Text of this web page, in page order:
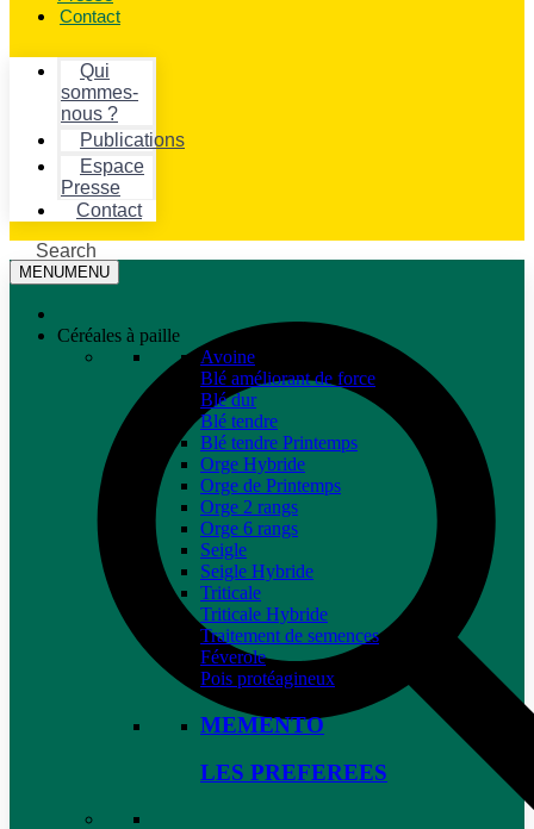
Contact
Qui
sommes-
nous ?
Publications
Espace
Presse
Contact
Search
MENUMENU
Céréales à paille
Avoine
Blé améliorant de force
Blé dur
Blé tendre
Blé tendre Printemps
Orge Hybride
Orge de Printemps
Orge 2 rangs
Orge 6 rangs
Seigle
Seigle Hybride
Triticale
Triticale Hybride
Traitement de semences
Féverole
Pois protéagineux
MEMENTO
LES PREFEREES